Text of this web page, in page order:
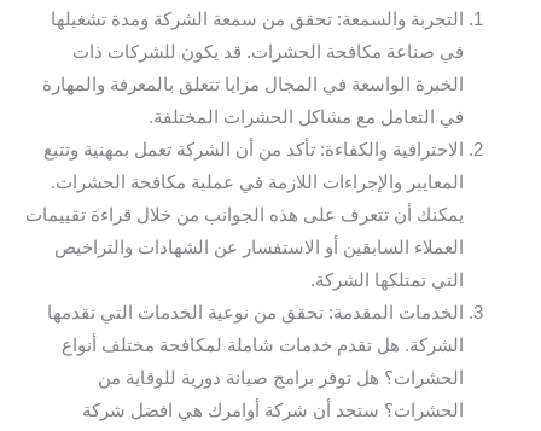
التجربة والسمعة: تحقق من سمعة الشركة ومدة تشغيلها
في صناعة مكافحة الحشرات. قد يكون للشركات ذات
الخبرة الواسعة في المجال مزايا تتعلق بالمعرفة والمهارة
في التعامل مع مشاكل الحشرات المختلفة.
الاحترافية والكفاءة: تأكد من أن الشركة تعمل بمهنية وتتبع
المعايير والإجراءات اللازمة في عملية مكافحة الحشرات.
يمكنك أن تتعرف على هذه الجوانب من خلال قراءة تقييمات
العملاء السابقين أو الاستفسار عن الشهادات والتراخيص
التي تمتلكها الشركة.
الخدمات المقدمة: تحقق من نوعية الخدمات التي تقدمها
الشركة. هل تقدم خدمات شاملة لمكافحة مختلف أنواع
الحشرات؟ هل توفر برامج صيانة دورية للوقاية من
الحشرات؟ ستجد أن شركة أوامرك هي افضل شركة